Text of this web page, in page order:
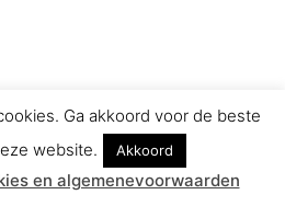
Ga akkoord voor de beste
website.
Akkoord
en algemenevoorwaarden